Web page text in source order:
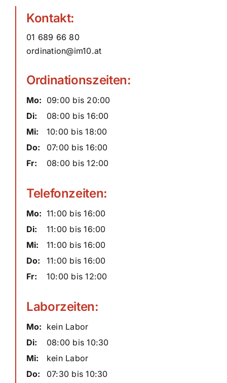
Kontakt:
01 689 66 80
ordination@im10.at
Ordinationszeiten:
Mo: 09:00 bis 20:00
Di:
08:00 bis 16:00
Mi:
10:00 bis 18:00
Do:
07:00 bis 16:00
Fr:
08:00 bis 12:00
Telefonzeiten:
Mo: 11:00 bis 16:00
Di:
11:00 bis 16:00
Mi:
11:00 bis 16:00
Do:
11:00 bis 16:00
Fr:
10:00 bis 12:00
Laborzeiten:
Mo: kein Labor
Di:
08:00 bis 10:30
Mi:
kein Labor
Do:
07:30 bis 10:30